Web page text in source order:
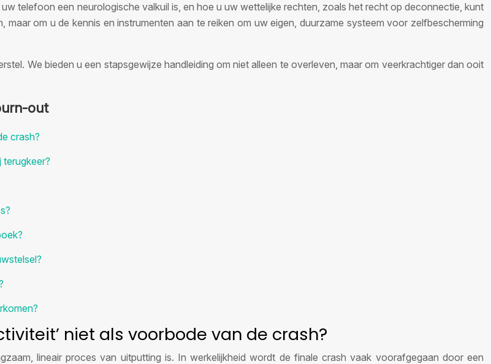
telefoon een neurologische valkuil is, en hoe u uw wettelijke rechten, zoals het recht op deconnectie, kunt
om u de kennis en instrumenten aan te reiken om uw eigen, duurzame systeem voor zelfbescherming
We bieden u een stapsgewijze handleiding om niet alleen te overleven, maar om veerkrachtiger dan ooit
out
crash?
niet als voorbode van de crash?
lineair proces van uitputting is. In werkelijkheid wordt de finale crash vaak voorafgegaan door een